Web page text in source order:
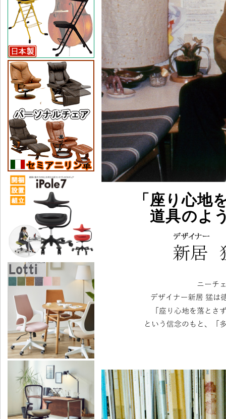
「座り心地
道具のよ